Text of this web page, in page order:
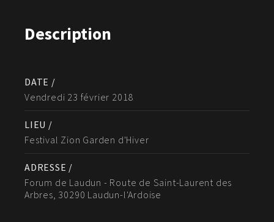
Description
DATE /
Vendredi 23 février 2018
LIEU /
Festival Zion Garden d'Hiver
ADRESSE /
Forum de Laudun - Route de Saint-Laurent des
Arbres, 30290 Laudun-l'Ardoise